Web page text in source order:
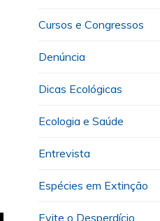
Cursos e Congressos
Denúncia
Dicas Ecológicas
Ecologia e Saúde
Entrevista
Espécies em Extinção
Evite o Desperdício